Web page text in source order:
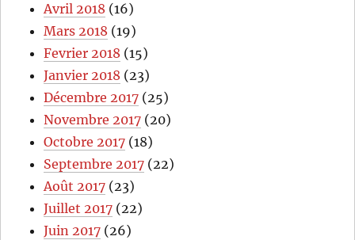
Avril 2018 (16)
Mars 2018 (19)
Fevrier 2018 (15)
Janvier 2018 (23)
Décembre 2017 (25)
Novembre 2017 (20)
Octobre 2017 (18)
Septembre 2017 (22)
Août 2017 (23)
Juillet 2017 (22)
Juin 2017 (26)